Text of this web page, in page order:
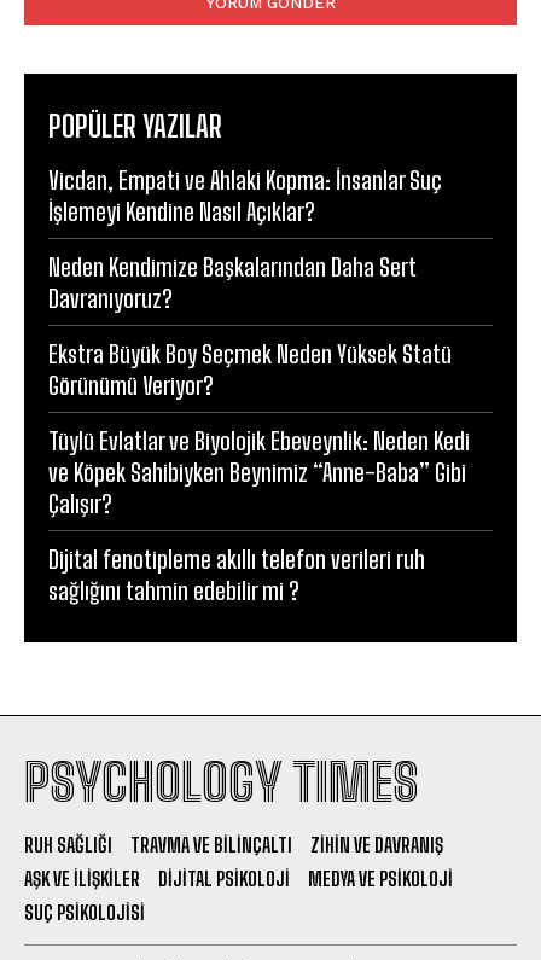
POPÜLER YAZILAR
Vicdan, Empati ve Ahlaki Kopma: İnsanlar Suç
İşlemeyi Kendine Nasıl Açıklar?
Neden Kendimize Başkalarından Daha Sert
Davranıyoruz?
Ekstra Büyük Boy Seçmek Neden Yüksek Statü
Görünümü Veriyor?
Tüylü Evlatlar ve Biyolojik Ebeveynlik: Neden Kedi
ve Köpek Sahibiyken Beynimiz “Anne-Baba” Gibi
Çalışır?
Dijital fenotipleme akıllı telefon verileri ruh
sağlığını tahmin edebilir mi ?
PSYCHOLOGY TIMES
RUH SAĞLIĞI TRAVMA VE BILINÇALTI
ZIHIN VE DAVRANIŞ
AŞK VE İLIŞKILER
DIJITAL PSIKOLOJI
MEDYA VE PSIKOLOJI
SUÇ PSIKOLOJISI